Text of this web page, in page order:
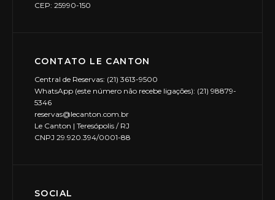
CEP: 25990-150
CONTATO LE CANTON
Central de Reservas: (21) 3613-9500
WhatsApp (este número não recebe ligações): (21) 98879-
5346
reservas@lecanton.com.br
Le Canton | Teresópolis / RJ
CNPJ 29.920.394/0001-88
SOCIAL